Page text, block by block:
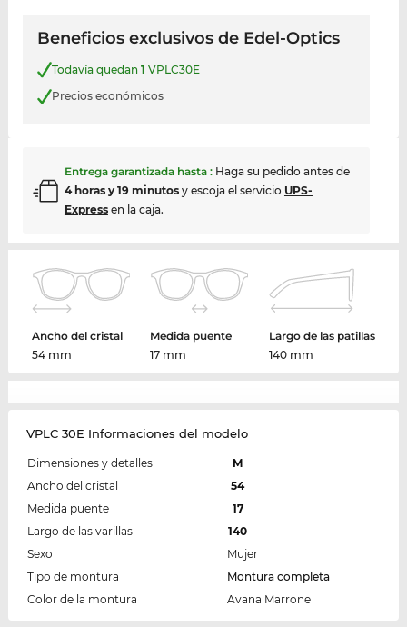
Beneficios exclusivos de Edel-Optics
Todavía quedan 1 VPLC30E
Precios económicos
Entrega garantizada hasta : Haga su pedido antes de
4 horas y 19 minutosy escoja el servicio UPS-
Expressen la caja.
Ancho del cristal
54 mm
Medida puente
17 mm
Largo de las patillas
140 mm
VPLC 30E Informaciones del modelo
Dimensiones y detalles
M
Ancho del cristal
54
Medida puente
17
Largo de las varillas
140
Sexo
Mujer
Tipo de montura
Montura completa
Color de la montura
Avana Marrone